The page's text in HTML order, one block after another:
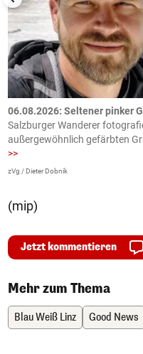
06.08.2026: Seltener pinker
Salzburger Wanderer
außergewöhnlich gefärbten
>>
zVg / Dieter Dobnik
(mip)
Jetzt kommentieren
Mehr zum Thema
Blau Weiß Linz Good News